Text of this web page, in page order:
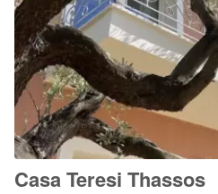
Casa Teresi Thassos